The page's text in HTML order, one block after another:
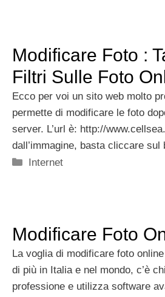
Modificare Foto :
Filtri Sulle Foto
Ecco per voi un sito web molto
permette di modificare le foto
server. L’url è: http://
dall’immagine, basta cliccare
Categorie
Internet
Modificare Foto
La voglia di modificare foto
di più in Italia e nel mondo, c’è
professione e utilizza software